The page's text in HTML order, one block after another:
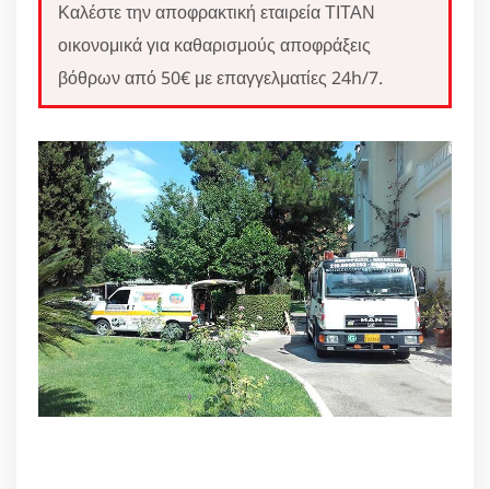
Καλέστε την αποφρακτική εταιρεία ΤΙΤΑΝ
οικονομικά για καθαρισμούς αποφράξεις
βόθρων από 50€ με επαγγελματίες 24h/7.